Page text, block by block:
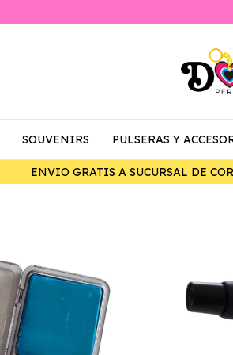
SOUVENIRS PULSERAS Y